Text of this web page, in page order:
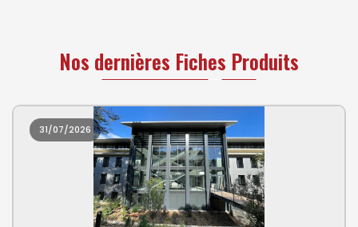
Nos dernières Fiches Produits
31/07/2026